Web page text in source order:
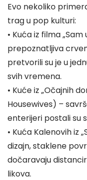
Evo nekoliko
trag u pop kulturi:
• Kuća iz filma
prepoznatljiva
pretvorili su je u
svih vremena.
• Kuće iz „Očajnih
Housewives) –
enterijeri postali su
• Kuća Kalenovih iz
dizajn, staklene
dočaravaju
likova.